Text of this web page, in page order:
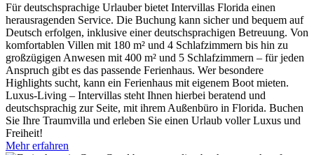
Für deutschsprachige Urlauber bietet Intervillas Florida einen
herausragenden Service. Die Buchung kann sicher und bequem auf
Deutsch erfolgen, inklusive einer deutschsprachigen Betreuung. Von
komfortablen Villen mit 180 m² und 4 Schlafzimmern bis hin zu
großzügigen Anwesen mit 400 m² und 5 Schlafzimmern – für jeden
Anspruch gibt es das passende Ferienhaus. Wer besondere
Highlights sucht, kann ein Ferienhaus mit eigenem Boot mieten.
Luxus-Living – Intervillas steht Ihnen hierbei beratend und
deutschsprachig zur Seite, mit ihrem Außenbüro in Florida. Buchen
Sie Ihre Traumvilla und erleben Sie einen Urlaub voller Luxus und
Freiheit!
Mehr erfahren